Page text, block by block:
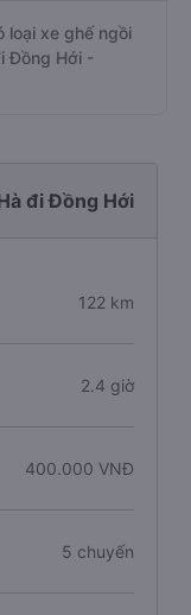
loại xe ghế ngồi
Đồng Hới -
đi Đồng Hới
122 km
2.4 giờ
400.000 VNĐ
5 chuyến